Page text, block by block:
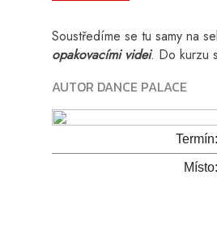
Soustředíme se tu samy na
opakovacími videi. Do kurzu
AUTOR DANCE PALACE
Termín:
Místo: